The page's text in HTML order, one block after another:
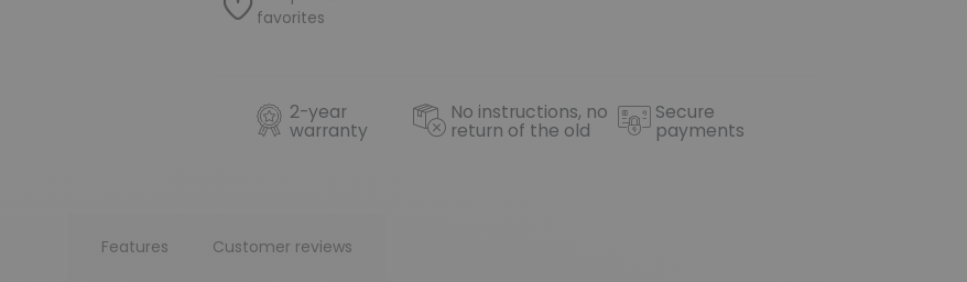
favorites
2-year
warranty
No instructions, no
return of the old
Secure
payments
Features Customer reviews